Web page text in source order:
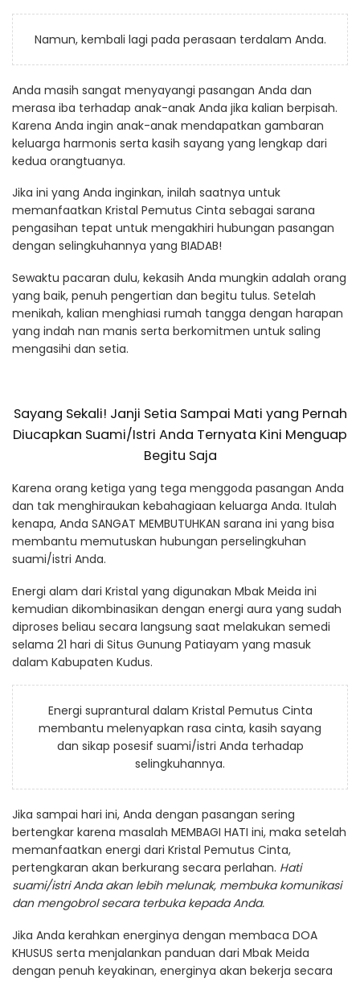
Namun, kembali lagi pada perasaan terdalam Anda.
Anda masih sangat menyayangi pasangan Anda dan
merasa iba terhadap anak-anak Anda jika kalian berpisah.
Karena Anda ingin anak-anak mendapatkan gambaran
keluarga harmonis serta kasih sayang yang lengkap dari
kedua orangtuanya.
Jika ini yang Anda inginkan, inilah saatnya untuk
memanfaatkan Kristal Pemutus Cinta sebagai sarana
pengasihan tepat untuk mengakhiri hubungan pasangan
dengan selingkuhannya yang BIADAB!
Sewaktu pacaran dulu, kekasih Anda mungkin adalah orang
yang baik, penuh pengertian dan begitu tulus. Setelah
menikah, kalian menghiasi rumah tangga dengan harapan
yang indah nan manis serta berkomitmen untuk saling
mengasihi dan setia.
Sayang Sekali! Janji Setia Sampai Mati yang Pernah
Diucapkan Suami/Istri Anda Ternyata Kini Menguap
Begitu Saja
Karena orang ketiga yang tega menggoda pasangan Anda
dan tak menghiraukan kebahagiaan keluarga Anda. Itulah
kenapa, Anda SANGAT MEMBUTUHKAN sarana ini yang bisa
membantu memutuskan hubungan perselingkuhan
suami/istri Anda.
Energi alam dari Kristal yang digunakan Mbak Meida ini
kemudian dikombinasikan dengan energi aura yang sudah
diproses beliau secara langsung saat melakukan semedi
selama 21 hari di Situs Gunung Patiayam yang masuk
dalam Kabupaten Kudus.
Energi suprantural dalam Kristal Pemutus Cinta
membantu melenyapkan rasa cinta, kasih sayang
dan sikap posesif suami/istri Anda terhadap
selingkuhannya.
Jika sampai hari ini, Anda dengan pasangan sering
bertengkar karena masalah MEMBAGI HATI ini, maka setelah
memanfaatkan energi dari Kristal Pemutus Cinta,
pertengkaran akan berkurang secara perlahan. Hati
suami/istri Anda akan lebih melunak, membuka komunikasi
dan mengobrol secara terbuka kepada Anda.
Jika Anda kerahkan energinya dengan membaca DOA
KHUSUS serta menjalankan panduan dari Mbak Meida
dengan penuh keyakinan, energinya akan bekerja secara